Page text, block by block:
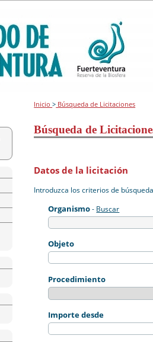
Inicio> Búsqueda de Licitaciones
Búsqueda de
Introduzca los criterios de
Datos de la licitación
Organismo- Buscar
Objeto
Procedimiento
Importe desde